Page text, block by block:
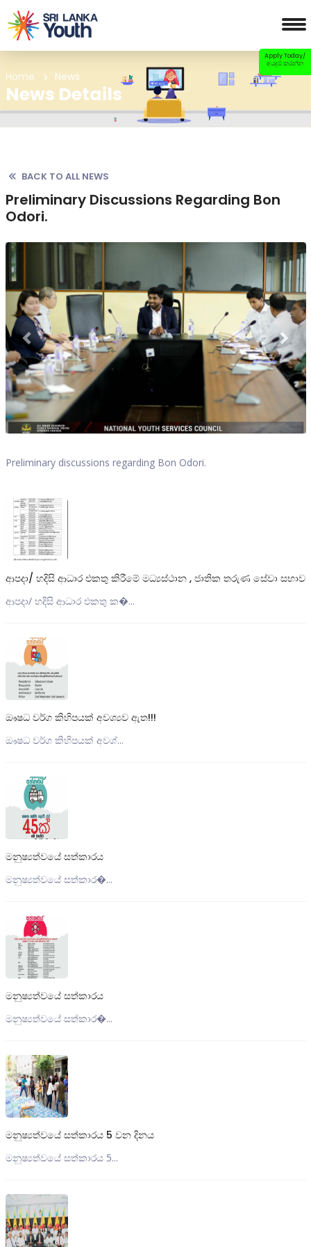
Apply Today/
අයදුම් කරන්න
Home News
News Details
BACK TO ALL NEWS
Preliminary Discussions Regarding Bon
Odori.
Previous
Preliminary discussions regarding Bon Odori.
ආපදා/ හදිසි ආධාර එකතු කිරීමේ මධ්‍යස්ථාන , ජාතික තරුණ සේවා සභාව
ආපදා/ හදිසි ආධාර එකතු ක�...
ඖෂධ වර්ග කිහිපයක් අවශ්‍යව ඇත!!!
ඖෂධ වර්ග කිහිපයක් අවශ්...
මනුෂ්‍යත්වයේ සත්කාරය
මනුෂ්‍යත්වයේ සත්කාර�...
මනුෂ්‍යත්වයේ සත්කාරය
මනුෂ්‍යත්වයේ සත්කාර�...
මනුෂ්‍යත්වයේ සත්කාරය 5 වන දිනය
මනුෂ්‍යත්වයේ සත්කාරය 5...